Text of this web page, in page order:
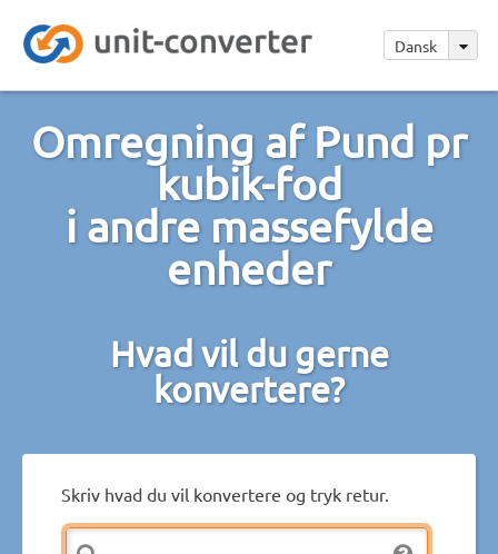
Dansk
Omregning af Pund pr
kubik-fod
i andre massefylde
enheder
Hvad vil du gerne
konvertere?
Skriv hvad du vil konvertere og tryk retur.